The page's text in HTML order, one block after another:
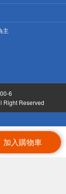
加入購物車
主
6
Right Reserved